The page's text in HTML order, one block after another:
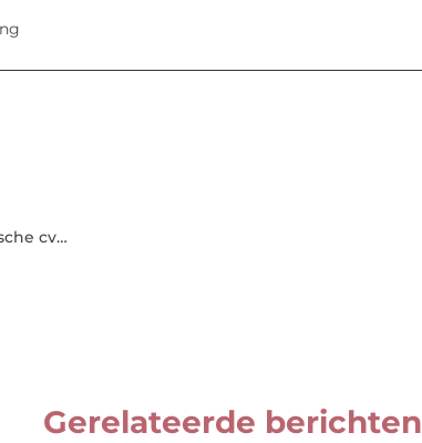
cv…
Gerelateerde berichten